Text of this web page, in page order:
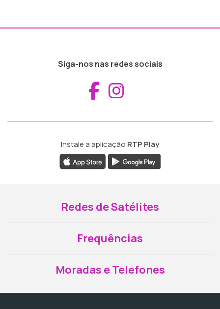
Siga-nos nas redes sociais
Aceder ao
Instale a aplicação RTP Play
Redes de Satélites
Frequências
Moradas e Telefones